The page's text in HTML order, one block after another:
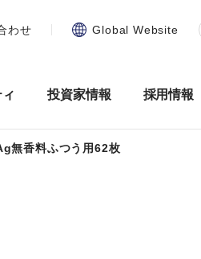
投資家情報 採用情報
わせ Global Website
無香料ふつう用62枚